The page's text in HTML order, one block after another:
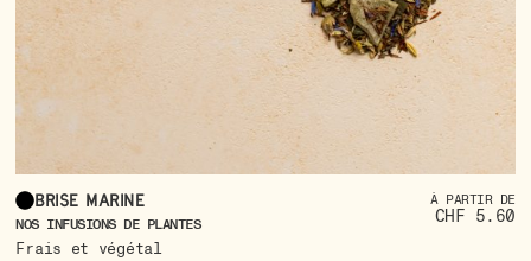
Brise marine
NOS INFUSIONS DE PLANTES
Frais et végétal
À PARTIR DE
CHF 5.60